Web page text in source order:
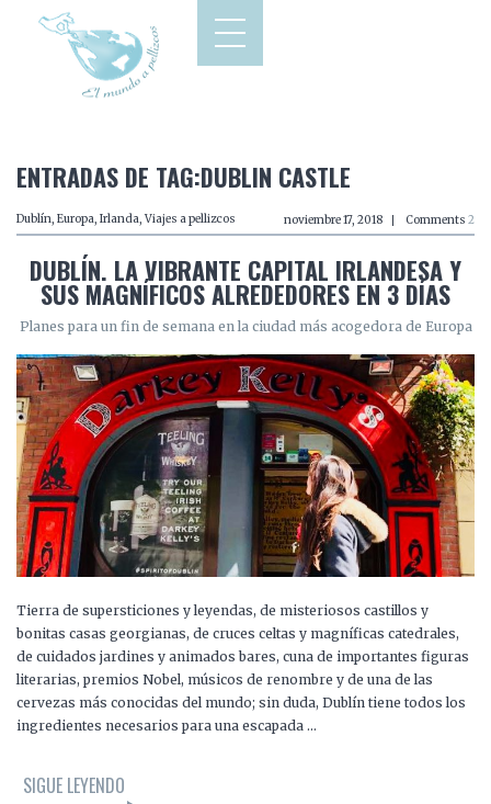
ENTRADAS DE TAG:DUBLIN CASTLE
Dublín, Europa, Irlanda, Viajes a pellizcos noviembre 17, 2018 Comments 2
DUBLÍN. LA VIBRANTE CAPITAL IRLANDESA Y
SUS MAGNÍFICOS ALREDEDORES EN 3 DÍAS
Planes para un fin de semana en la ciudad más acogedora de Europa
Tierra de supersticiones y leyendas, de misteriosos castillos y
bonitas casas georgianas, de cruces celtas y magníficas catedrales,
de cuidados jardines y animados bares, cuna de importantes figuras
literarias, premios Nobel, músicos de renombre y de una de las
cervezas más conocidas del mundo; sin duda, Dublín tiene todos los
ingredientes necesarios para una escapada …
SIGUE LEYENDO